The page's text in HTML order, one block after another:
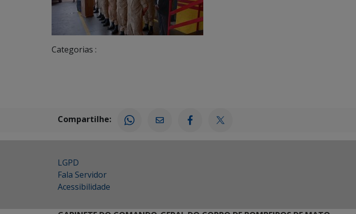
Categorias :
Compartilhe:
LGPD
Fala Servidor
Acessibilidade